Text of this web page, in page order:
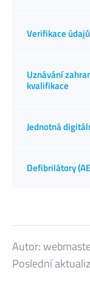
Verifikace
Uznávání
kvalifikace
Jednotná
Defibrilátory
Autor:
Poslední